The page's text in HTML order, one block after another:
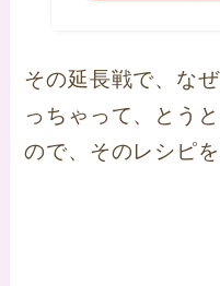
その延長戦で、な
っちゃって、とう
ので、そのレシピ